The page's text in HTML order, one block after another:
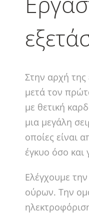
Στην αρχή
μετά τον
με θετική
μια μεγάλη
οποίες είναι
έγκυο όσο και
Ελέγχουμε την
ούρων. Την